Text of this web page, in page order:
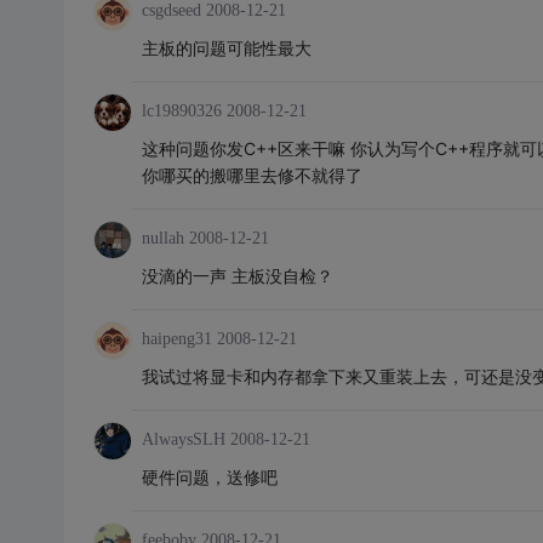
csgdseed 2008-12-21
主板的问题可能性最大
lc19890326 2008-12-21
这种问题你发C++区来干嘛 你认为写个C++程序就可
你哪买的搬哪里去修不就得了
nullah 2008-12-21
没滴的一声 主板没自检？
haipeng31 2008-12-21
我试过将显卡和内存都拿下来又重装上去，可还是没
AlwaysSLH 2008-12-21
硬件问题，送修吧